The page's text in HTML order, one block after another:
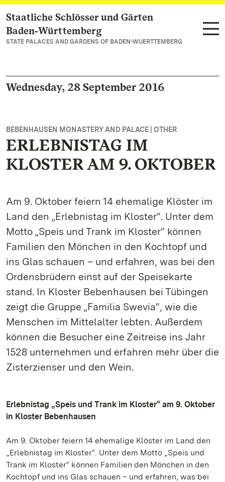
Navigate to main page
Staatliche Schlösser und Gärten
Baden‑Württemberg
STATE PALACES AND GARDENS OF BADEN-WUERTTEMBERG
Wednesday, 28 September 2016
BEBENHAUSEN MONASTERY AND PALACE | OTHER
ERLEBNISTAG IM
KLOSTER AM 9. OKTOBER
Am 9. Oktober feiern 14 ehemalige Klöster im
Land den „Erlebnistag im Kloster“. Unter dem
Motto „Speis und Trank im Kloster“ können
Familien den Mönchen in den Kochtopf und
ins Glas schauen – und erfahren, was bei den
Ordensbrüdern einst auf der Speisekarte
stand. In Kloster Bebenhausen bei Tübingen
zeigt die Gruppe „Familia Swevia“, wie die
Menschen im Mittelalter lebten. Außerdem
können die Besucher eine Zeitreise ins Jahr
1528 unternehmen und erfahren mehr über die
Zisterzienser und den Wein.
Erlebnistag „Speis und Trank im Kloster“ am 9. Oktober
in Kloster Bebenhausen
Am 9. Oktober feiern 14 ehemalige Klöster im Land den
„Erlebnistag im Kloster“. Unter dem Motto „Speis und
Trank im Kloster“ können Familien den Mönchen in den
Kochtopf und ins Glas schauen – und erfahren, was bei